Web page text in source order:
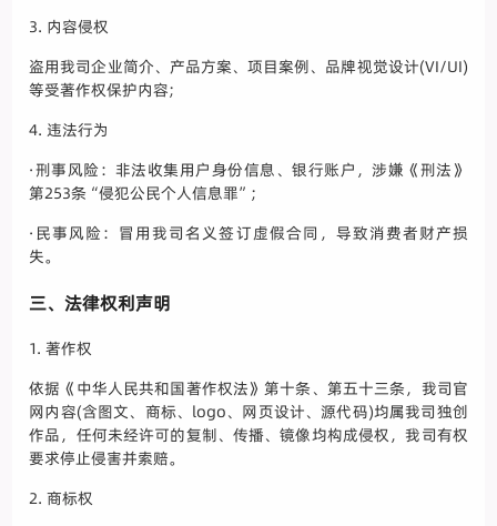
3. 内容侵权
盗用我司企业简介、产品方案、项目案例、品牌视觉设计(VI/UI)
等受著作权保护内容;
4. 违法行为
·刑事风险：非法收集用户身份信息、银行账户，涉嫌《刑法》
第253条“侵犯公民个人信息罪”;
·民事风险：冒用我司名义签订虚假合同，导致消费者财产损
失。
三、法律权利声明
1. 著作权
依据《中华人民共和国著作权法》第十条、第五十三条，我司官
网内容(含图文、商标、logo、网页设计、源代码)均属我司独创
作品，任何未经许可的复制、传播、镜像均构成侵权，我司有权
要求停止侵害并索赔。
2. 商标权